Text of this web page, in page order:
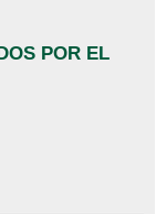
POR EL